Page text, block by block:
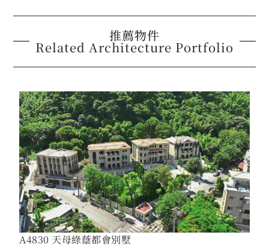
推薦物件
Related Architecture Portfolio
A4830 天母綠蔭都會別墅